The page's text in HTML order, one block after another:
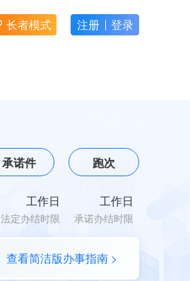
长者模式 注册 登录
承诺件 跑次
工作日
法定办结时限
工作日
承诺办结时限
查看简洁版办事指南 >